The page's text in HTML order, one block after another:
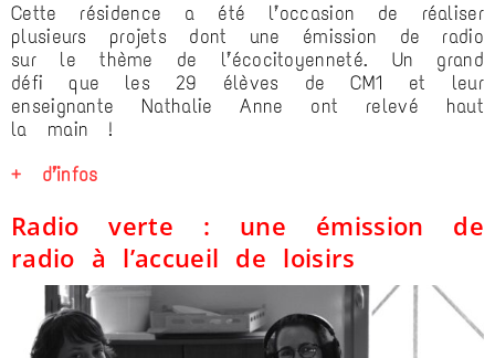
Cette résidence a été l’occasion de réaliser
plusieurs projets dont une émission de radio
sur le thème de l’écocitoyenneté. Un grand
défi que les 29 élèves de CM1 et leur
enseignante Nathalie Anne ont relevé haut
la main !
+ d’infos
Radio verte : une émission de
radio à l’accueil de loisirs